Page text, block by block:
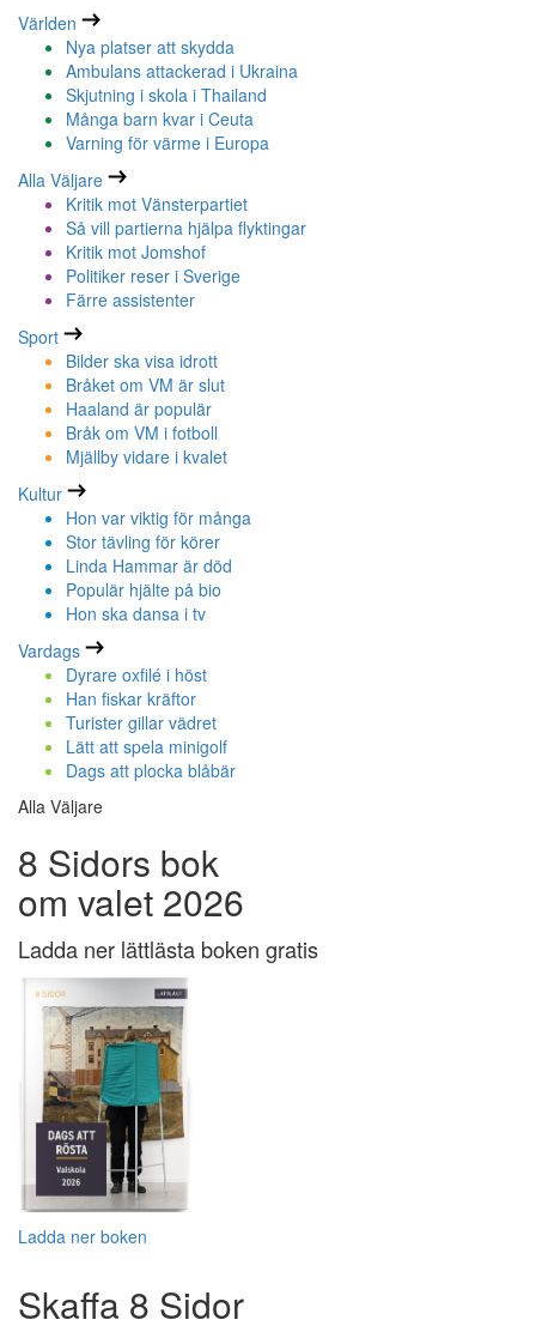
Världen
Nya platser att skydda
Ambulans attackerad i Ukraina
Skjutning i skola i Thailand
Många barn kvar i Ceuta
Varning för värme i Europa
Alla Väljare
Kritik mot Vänsterpartiet
Så vill partierna hjälpa flyktingar
Kritik mot Jomshof
Politiker reser i Sverige
Färre assistenter
Sport
Bilder ska visa idrott
Bråket om VM är slut
Haaland är populär
Bråk om VM i fotboll
Mjällby vidare i kvalet
Kultur
Hon var viktig för många
Stor tävling för körer
Linda Hammar är död
Populär hjälte på bio
Hon ska dansa i tv
Vardags
Dyrare oxfilé i höst
Han fiskar kräftor
Turister gillar vädret
Lätt att spela minigolf
Dags att plocka blåbär
Alla Väljare
8 Sidors bok
om valet 2026
Ladda ner lättlästa boken gratis
Ladda ner boken
Skaffa 8 Sidor